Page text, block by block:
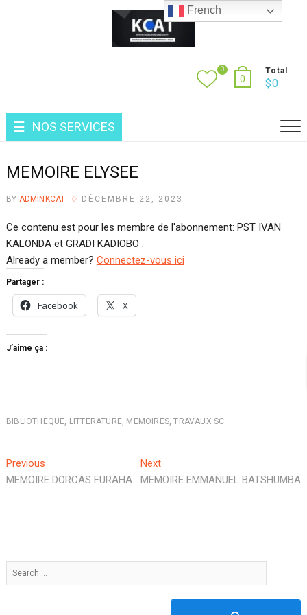
0
0
Total
$0
NOS SERVICES
MEMOIRE ELYSEE
BY ADMINKCAT DÉCEMBRE 22, 2023
Ce contenu est pour les membre de l'abonnement: PST IVAN
KALONDA et GRADI KADIOBO .
Already a member? Connectez-vous ici
Partager :
Facebook X
J’aime ça :
BIBLIOTHEQUE, LITTERATURE, MEMOIRES,TRAVAUX SC
Navigation
de
PreviousPrevious
post:
MEMOIRE DORCAS FURAHA
NextNext
post:
MEMOIRE EMMANUEL BATSHUMBA
Search
…
French